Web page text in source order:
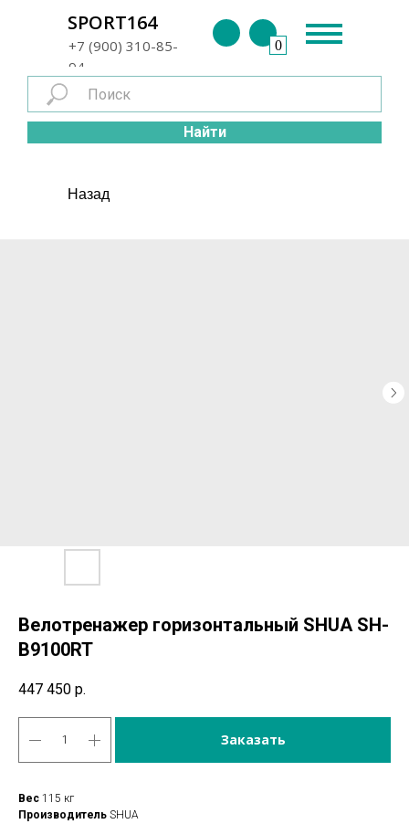
+7 (900) 310-85-
94
SPORT164
0
Найти
Назад
Велотренажер горизонтальный SHUA SH-
B9100RT
447 450 р.
Заказать
Вес 115 кг
Производитель SHUA